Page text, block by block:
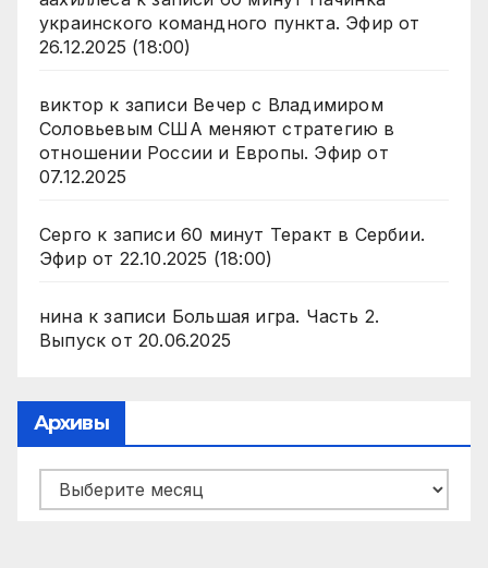
украинского командного пункта. Эфир от
26.12.2025 (18:00)
виктор к записи Вечер с Владимиром
Соловьевым США меняют стратегию в
отношении России и Европы. Эфир от
07.12.2025
Серго к записи 60 минут Теракт в Сербии.
Эфир от 22.10.2025 (18:00)
нинак записи Большая игра. Часть 2.
Выпуск от 20.06.2025
Архивы
Архивы